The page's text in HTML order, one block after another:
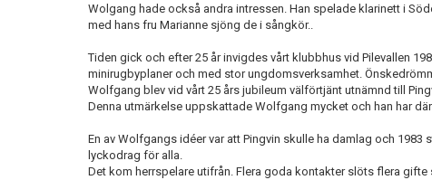
Wolgang hade också andra intressen. Han spelade klarinett i
med hans fru Marianne sjöng de i sångkör..
Tiden gick och efter 25 år invigdes vårt klubbhus vid Pilevallen
minirugbyplaner och med stor ungdomsverksamhet.
Wolfgang blev vid vårt 25 års jubileum välförtjänt utnämnd till
Denna utmärkelse uppskattade Wolfgang mycket och han har
En av Wolfgangs idéer var att Pingvin skulle ha damlag och 1983
lyckodrag för alla.
Det kom herrspelare utifrån. Flera goda kontakter slöts flera gifte